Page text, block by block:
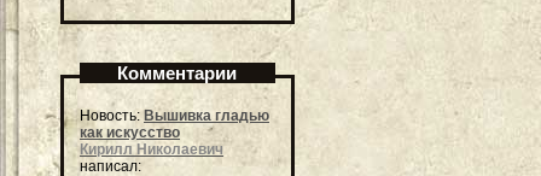
Комментарии
Новость: Вышивка гладью
как искусство
Кирилл Николаевич
написал: